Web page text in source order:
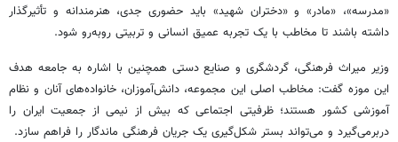
«مدرسه»، «مادر» و «دختران شهید» باید حضوری جدی، هنرمندانه و تأثیرگذار
داشته باشند تا مخاطب با یک تجربه عمیق انسانی و تربیتی روبه‌رو شود.
وزیر میراث‌ فرهنگی، گردشگری و صنایع دستی همچنین با اشاره به جامعه هدف
این موزه گفت: مخاطب اصلی این مجموعه، دانش‌آموزان، خانواده‌های آنان و نظام
آموزشی کشور هستند؛ ظرفیتی اجتماعی که بیش از نیمی از جمعیت ایران را
دربرمی‌گیرد و می‌تواند بستر شکل‌گیری یک جریان فرهنگی ماندگار را فراهم سازد.